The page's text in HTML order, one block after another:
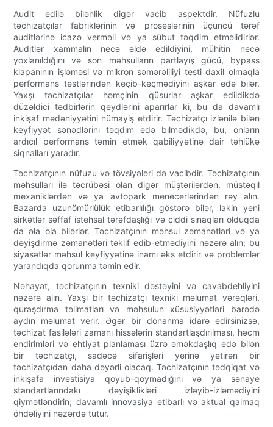
Audit edilə bilənlik digər vacib aspektdir. Nüfuzlu
təchizatçılar fabriklərinin və proseslərinin üçüncü tərəf
auditlərinə icazə verməli və ya sübut təqdim etməlidirlər.
Auditlər xammalın necə əldə edildiyini, mühitin necə
yoxlanıldığını və son məhsulların partlayış gücü, bypass
klapanının işləməsi və mikron səmərəliliyi testi daxil olmaqla
performans testlərindən keçib-keçmədiyini aşkar edə bilər.
Yaxşı təchizatçılar həmçinin qüsurlar aşkar edildikdə
düzəldici tədbirlərin qeydlərini aparırlar ki, bu da davamlı
inkişaf mədəniyyətini nümayiş etdirir. Təchizatçı izlənilə bilən
keyfiyyət sənədlərini təqdim edə bilmədikdə, bu, onların
ardıcıl performans təmin etmək qabiliyyətinə dair təhlükə
siqnalları yaradır.
Təchizatçının nüfuzu və tövsiyələri də vacibdir. Təchizatçının
məhsulları ilə təcrübəsi olan digər müştərilərdən, müstəqil
mexaniklərdən və ya avtopark menecerlərindən rəy alın.
Bazarda uzunömürlülük etibarlılığı göstərə bilər, lakin yeni
şirkətlər şəffaf istehsal tərəfdaşlığı və ciddi sınaqları olduqda
da əla ola bilərlər. Təchizatçının məhsul zəmanətləri və ya
dəyişdirmə zəmanətləri təklif edib-etmədiyini nəzərə alın; bu
siyasətlər məhsul keyfiyyətinə inamı əks etdirir və problemlər
yarandıqda qorunma təmin edir.
Nəhayət, təchizatçının texniki dəstəyini və cavabdehliyini
nəzərə alın. Yaxşı bir təchizatçı texniki məlumat vərəqləri,
quraşdırma təlimatları və məhsulun xüsusiyyətləri barədə
aydın məlumat verir. Əgər bir donanma idarə edirsinizsə,
təchizat fasilələri zamanı hissələrin standartlaşdırılması, həcm
endirimləri və ehtiyat planlaması üzrə əməkdaşlıq edə bilən
bir təchizatçı, sadəcə sifarişləri yerinə yetirən bir
təchizatçıdan daha dəyərli olacaq. Təchizatçının tədqiqat və
inkişafa investisiya qoyub-qoymadığını və ya sənaye
standartlarındakı dəyişiklikləri izləyib-izləmədiyini
qiymətləndirin; davamlı innovasiya etibarlı və aktual qalmaq
öhdəliyini nəzərdə tutur.